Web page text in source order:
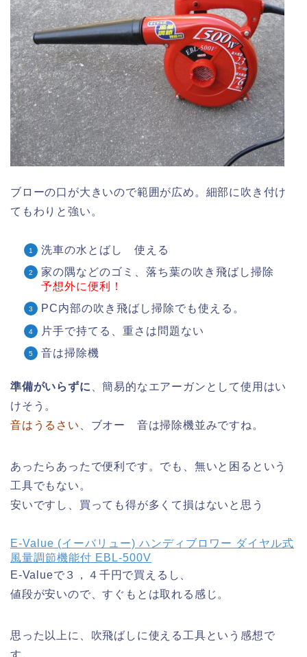
ブローの口が大きいので範囲が広め。細部に吹き付け
てもわりと強い。
洗車の水とばし 使える
家の隅などのゴミ、落ち葉の吹き飛ばし掃除
予想外に便利！
PC内部の吹き飛ばし掃除でも使える。
片手で持てる、重さは問題ない
音は掃除機
準備がいらずに 、簡易的なエアーガンとして使用はい
けそう。
音はうるさい
、ブオー 音は掃除機並みですね。
あったらあったで便利です。でも、無いと困るという
工具でもない。
安いですし、買っても得が多くて損はないと思う
E-Value (イーバリュー) ハンディブロワー ダイヤル式
風量調節機能付 EBL-500V
E-Valueで３，４千円で買えるし、
値段が安いので、すぐもとは取れる感じ。
思った以上に、吹飛ばしに使える工具という感想で
す。